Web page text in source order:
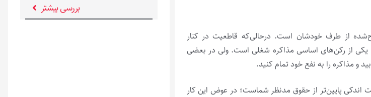
از طرف خودشان است. درحالی‌که قاطعیت در کنار
یکی از رکن‌های اساسی مذاکره‌ شغلی است. ولی در بعضی
و مذاکره را به نفع خود تمام کنید.
اندکی پایین‌تر از حقوق مدنظر شماست؛ در عوض این کار
بررسی بیشتر